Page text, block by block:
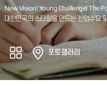
포토갤러리